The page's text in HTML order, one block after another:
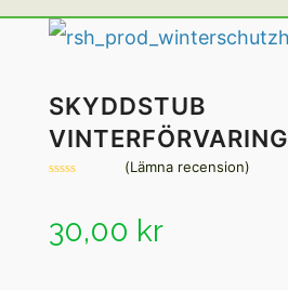
SKYDDSTUB
VINTERFÖRVARING
5
(Lämna recension)
30,00 kr